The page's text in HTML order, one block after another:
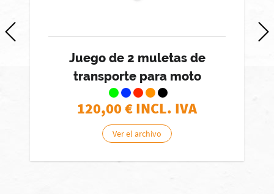
Juego de 2 muletas de
transporte para moto
120,00€ INCL. IVA
Ver el archivo